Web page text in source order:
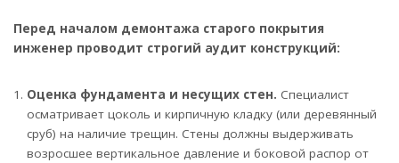
Перед началом демонтажа старого покрытия
инженер проводит строгий аудит конструкций:
Оценка фундамента и несущих стен. Специалист
осматривает цоколь и кирпичную кладку (или деревянный
сруб) на наличие трещин. Стены должны выдерживать
возросшее вертикальное давление и боковой распор от